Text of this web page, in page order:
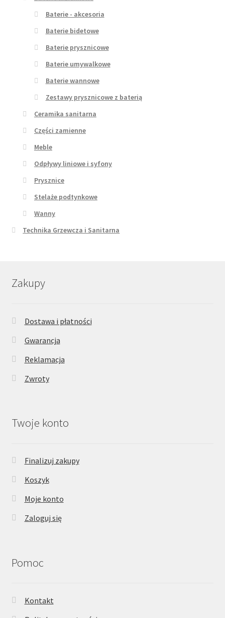
Baterie - akcesoria
Baterie bidetowe
Baterie prysznicowe
Baterie umywalkowe
Baterie wannowe
Zestawy prysznicowe z baterią
Ceramika sanitarna
Części zamienne
Meble
Odpływy liniowe i syfony
Prysznice
Stelaże podtynkowe
Wanny
Technika Grzewcza i Sanitarna
Zakupy
Dostawa i płatności
Gwarancja
Reklamacja
Zwroty
Twoje konto
Finalizuj zakupy
Koszyk
Moje konto
Zaloguj się
Pomoc
Kontakt